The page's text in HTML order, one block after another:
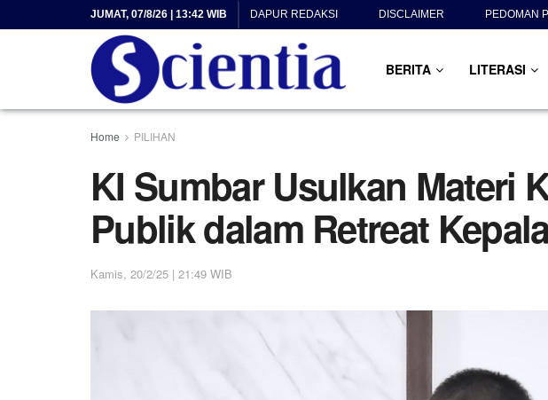
JUMAT, 07/8/26 | 13:42 WIB DAPUR REDAKSI DISCLAIMER PEDOMAN
BERITA LITERASI
Home PILIHAN
KI Sumbar Usulkan Materi
Publik dalam Retreat
Kamis, 20/2/25 | 21:49 WIB